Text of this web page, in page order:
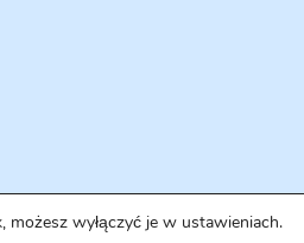
możesz wyłączyć je w ustawieniach.